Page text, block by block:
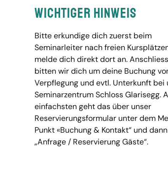
Wichtiger Hinweis
Bitte erkundige dich zuerst beim
Seminarleiter nach freien
melde dich direkt dort an.
bitten wir dich um deine Buchung
Verpflegung und evtl. Unterkunft bei
Seminarzentrum Schloss Glarisegg.
einfachsten geht das über unser
Reservierungsformular unter dem
Punkt «Buchung & Kontakt“ und dann
„Anfrage / Reservierung Gäste“.